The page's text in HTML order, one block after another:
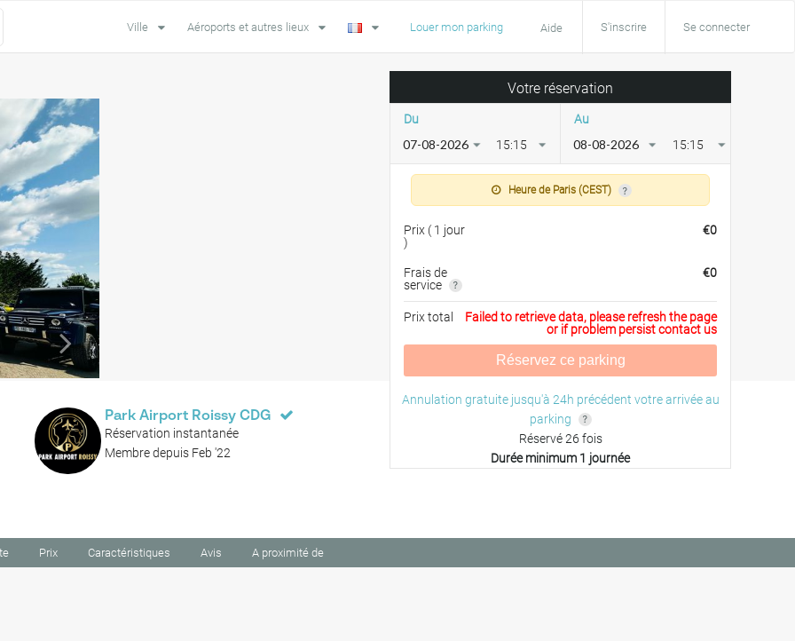
Louer mon parking Aide S'inscrire Se connecter
Ville Aéroports et autres lieux
Park Airport Roissy CDG
Réservation instantanée
Membre depuis Feb '22
Votre réservation
Du
15:15
Au
15:15
Heure de Paris (CEST)
Prix (1 jour
)
€0
Frais de
service
€0
Prix total
Failed to retrieve data, please refresh the page
or if problem persist contact us
Réservez ce parking
Annulation gratuite jusqu'à 24h précédent votre arrivée au
parking
Réservé 26 fois
Durée minimum 1 journée
Prix Caractéristiques Avis A proximité de